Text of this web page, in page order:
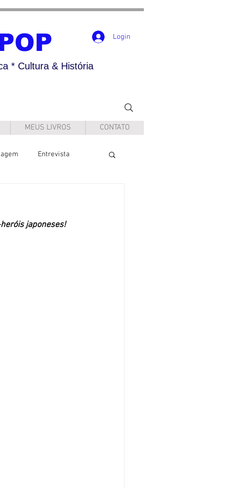
* Cultura & História
Login
MEUS LIVROS CONTATO
Entrevista
japoneses!